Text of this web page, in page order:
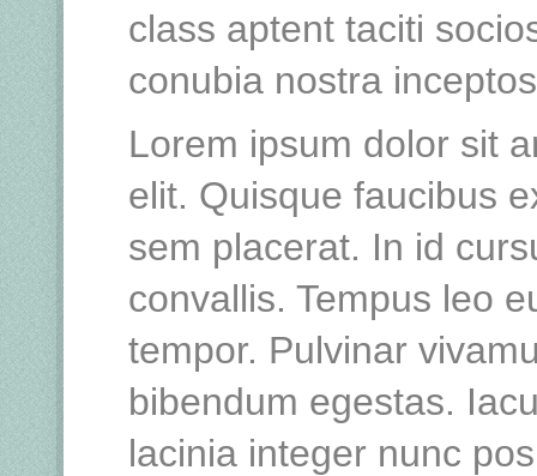
class aptent taciti
conubia nostra
Lorem ipsum dolor sit
elit. Quisque faucibus
sem placerat. In id
convallis. Tempus leo
tempor. Pulvinar
bibendum egestas.
lacinia integer nunc